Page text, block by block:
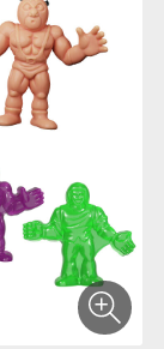
ンパンマン
モンスケールワ